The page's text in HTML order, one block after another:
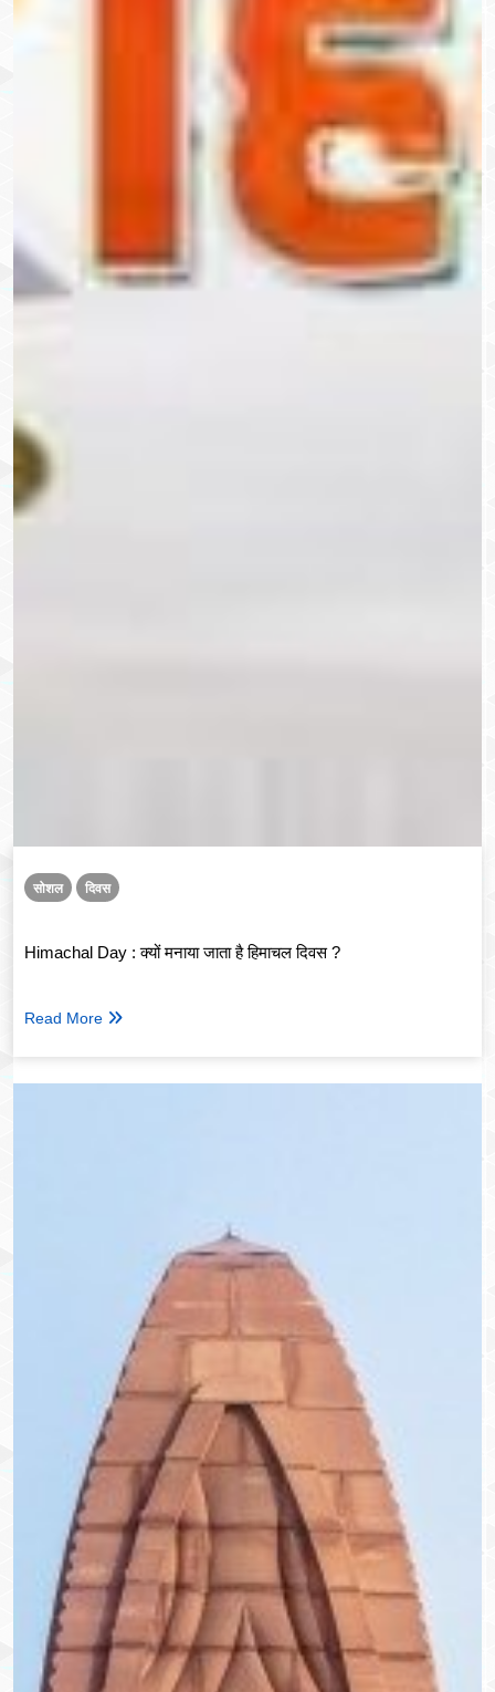
सोशल दिवस
Himachal Day : क्यों मनाया जाता है हिमाचल दिवस ?
Read More